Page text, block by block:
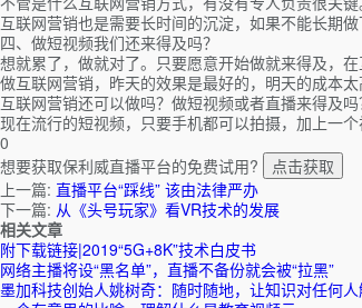
互联网营销也是需要长时间的沉淀，如果不能长期
四、做短视频我们还来得及吗？
想就累了，做就对了。只要愿意开始做就来得及，
做互联网营销，昨天的效果是最好的，明天的成本
互联网营销还可以做吗？做短视频或者直播来得及
现在流行的短视频，只要手机都可以拍摄，加上一
0
想要获取保利威直播平台的免费试用?
点击获取
上一篇: 直播平台“踩线” 该由法律严办
下一篇: 从《头号玩家》看VR技术的发展
相关文章
附下载链接|2019“5G+8K”技术白皮书
网络主播将设“黑名单”，直播不备份就会被“拉黑”
墨加科技创始人姚树奇：随时随地，让知识对任何